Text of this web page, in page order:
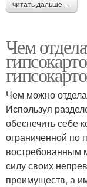
читать дальше →
Чем
Чем можно
Используя
обеспечить себе
ограниченной
востребованным
силу своих
преимуществ, а